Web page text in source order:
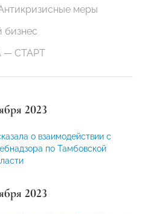
меры
— СТАРТ
2023
о взаимодействии с
по Тамбовской
2023